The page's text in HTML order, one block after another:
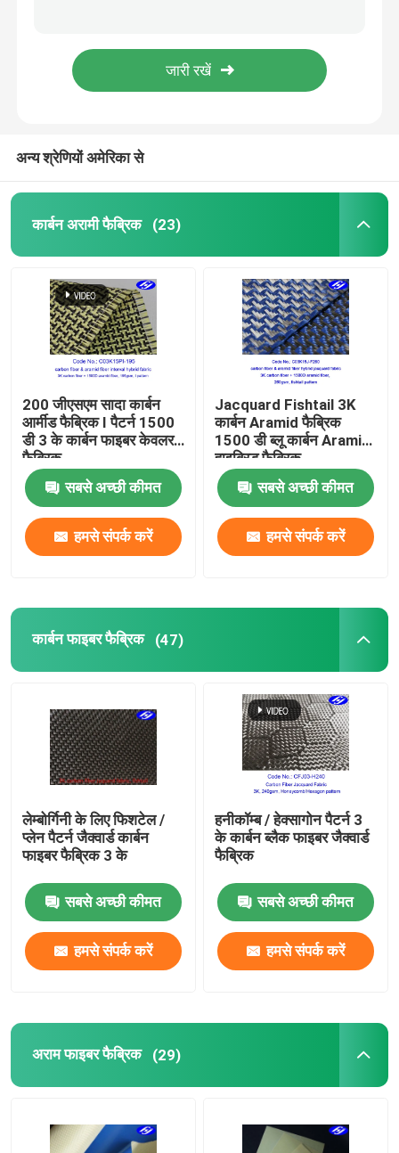
कार्बन फाइबर फैब्रिक
यूएचएमडब्ल्यूपीई फैब्रिक
Polyurethane चमड़ा कपड़ा
एंटी स्टेटिक फैब्रिक
समग्र कपड़े
औद्योगिक फील्ड रोल
अग्नि प्रतिरोधी परावर्तक कपड़े
अन्य श्रेणियों अमेरिका से
कार्बन अरामी फैब्रिक (23)
200 जीएसएम सादा कार्बन
आर्मीड फैब्रिक I पैटर्न 1500
डी 3 के कार्बन फाइबर केवलर
फैब्रिक
सबसे अच्छी कीमत
हमसे संपर्क करें
Jacquard Fishtail 3K
कार्बन Aramid फैब्रिक
1500 डी ब्लू कार्बन Aramid
हाइब्रिड फैब्रिक
सबसे अच्छी कीमत
हमसे संपर्क करें
कार्बन फाइबर फैब्रिक (47)
लेम्बोर्गिनी के लिए फिशटेल /
प्लेन पैटर्न जैक्वार्ड कार्बन
फाइबर फैब्रिक 3 के
सबसे अच्छी कीमत
हमसे संपर्क करें
हनीकॉम्ब / हेक्सागोन पैटर्न 3
के कार्बन ब्लैक फाइबर जैक्वार्ड
फैब्रिक
सबसे अच्छी कीमत
हमसे संपर्क करें
अराम फाइबर फैब्रिक (29)